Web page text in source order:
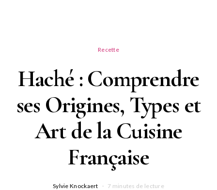
Recette
Haché : Comprendre
ses Origines, Types et
Art de la Cuisine
Française
Sylvie Knockaert 7 minutes de lecture